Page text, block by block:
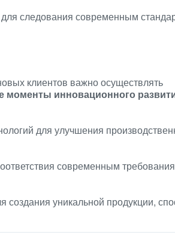
следования современным
клиентов важно осуществлять
моменты инновационного
для улучшения
современным
уникальной продукции,